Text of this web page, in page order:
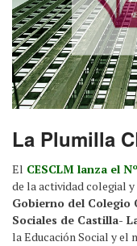
La Plumilla
El CESCLM lanza el
de la actividad colegial
Gobierno del Colegio
Sociales de Castilla-
la Educación Social y el